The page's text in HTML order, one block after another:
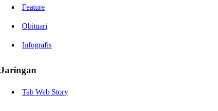
Feature
Obituari
Infografis
Jaringan
Tab Web Story